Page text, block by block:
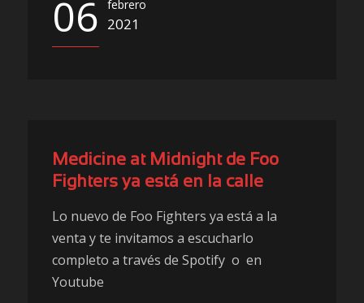
06 febrero
2021
Medicine at Midnight de Foo
Fighters ya está en la calle
Lo nuevo de Foo Fighters ya está a la
venta y te invitamos a escucharlo
completo a través de Spotify o en
Youtube